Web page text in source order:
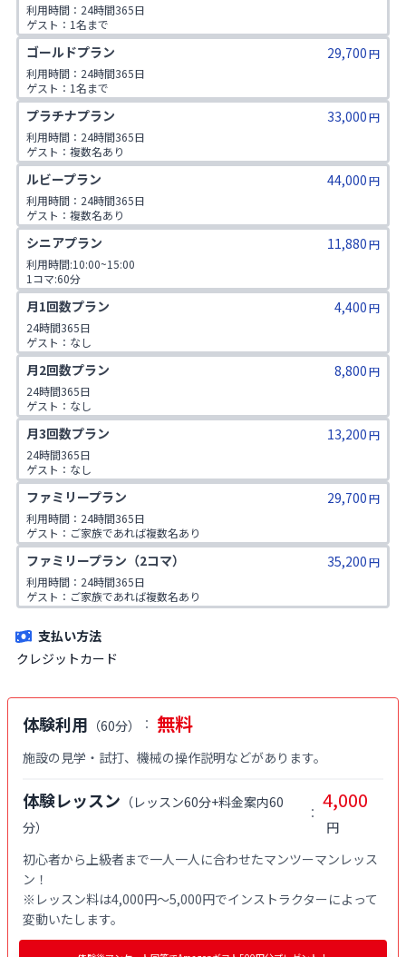
利用時間：24時間365日
ゲスト：1名まで
ゴールドプラン 29,700円
利用時間：24時間365日
ゲスト：1名まで
1日2コマ予約可
プラチナプラン 33,000円
利用時間：24時間365日
ゲスト：複数名あり
1日2コマ予約可
ルビープラン 44,000円
利用時間：24時間365日
ゲスト：複数名あり
1日3コマ予約可
シニアプラン 11,880円
利用時間:10:00~15:00
1コマ:60分
対象年齢:60歳以上
ゲスト:無し
月1回数プラン 4,400円
24時間365日
ゲスト：なし
月2回数プラン 8,800円
24時間365日
ゲスト：なし
月3回数プラン 13,200円
24時間365日
ゲスト：なし
ファミリープラン 29,700円
利用時間：24時間365日
ゲスト：ご家族であれば複数名あり
※ご入会時にご家族名の登録をお願いしております。二親等までのご家
族が対象です。
ファミリープラン（2コマ） 35,200円
利用時間：24時間365日
ゲスト：ご家族であれば複数名あり
※ご入会時にご家族名の登録をお願いしております。二親等までのご家
支払い方法
クレジットカード
体験利用 （60分） ： 無料
施設の見学・試打、機械の操作説明などがあります。
体験レッスン （レッスン60分+料金案内60
分）
： 4,000
円
初心者から上級者まで一人一人に合わせたマンツーマンレッス
ン！
※レッスン料は4,000円〜5,000円でインストラクターによって
変動いたします。